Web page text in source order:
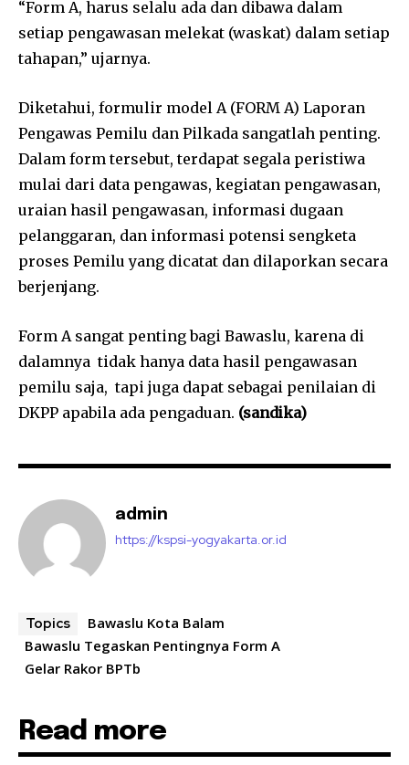
“Form A, harus selalu ada dan dibawa dalam
setiap pengawasan melekat (waskat) dalam setiap
tahapan,” ujarnya.
Diketahui, formulir model A (FORM A) Laporan
Pengawas Pemilu dan Pilkada sangatlah penting.
Dalam form tersebut, terdapat segala peristiwa
mulai dari data pengawas, kegiatan pengawasan,
uraian hasil pengawasan, informasi dugaan
pelanggaran, dan informasi potensi sengketa
proses Pemilu yang dicatat dan dilaporkan secara
berjenjang.
Form A sangat penting bagi Bawaslu, karena di
dalamnya tidak hanya data hasil pengawasan
pemilu saja, tapi juga dapat sebagai penilaian di
DKPP apabila ada pengaduan. (sandika)
admin
https://kspsi-yogyakarta.or.id
Topics
Bawaslu Kota Balam
Bawaslu Tegaskan Pentingnya Form A
Gelar Rakor BPTb
Read more